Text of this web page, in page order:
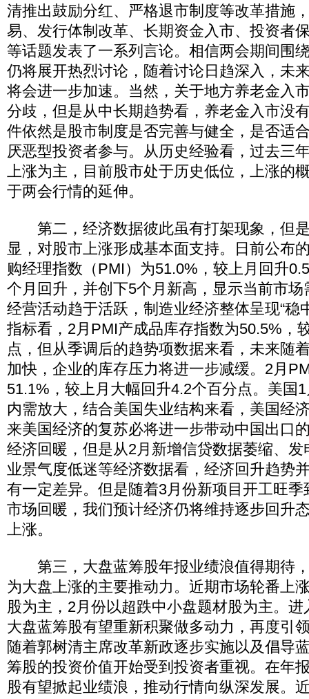
清推出鼓励分红、严格退市制度等改革措施
易、发行体制改革、长期资金入市、投资者
等话题发表了一系列言论。相信两会期间围
仍将展开热烈讨论，随着讨论日趋深入，未
将会进一步加速。当然，关于地方养老金入
分歧，但是从中长期趋势看，养老金入市没
件依然是股市制度是否完善与健全，是否适
厌恶型投资者参与。从历史经验看，过去三
上涨为主，目前股市处于历史低位，上涨的
于两会行情的延伸。
第二，经济数据彼此虽有打架现象，但
显，对股市上涨形成基本面支持。日前公布
购经理指数（PMI）为51.0%，较上月回升
个月回升，并创下5个月新高，显示当前市
经营活动趋于活跃，制造业经济整体呈现“稳
指标看，2月PMI产成品库存指数为50.5%，
点，但从季调后的趋势项数据来看，未来随
加快，企业的库存压力将进一步减缓。2月
51.1%，较上月大幅回升4.2个百分点。美国
内需放大，结合美国失业结构来看，美国经
来美国经济的复苏必将进一步带动中国出口
经济回暖，但是从2月新增信贷数据萎缩、
业景气度低迷等经济数据看，经济回升趋势
有一定差异。但是随着3月份新项目开工旺
市场回暖，我们预计经济仍将维持逐步回升
上涨。
第三，大盘蓝筹股年报业绩浪值得期待
为大盘上涨的主要推动力。近期市场轮番上
股为主，2月份以超跌中小盘题材股为主。
大盘蓝筹股有望重新积聚做多动力，再度引
随着郭树清主席改革新政逐步实施以及倡导
筹股的投资价值开始受到投资者重视。在年
股有望掀起业绩浪，推动行情向纵深发展。